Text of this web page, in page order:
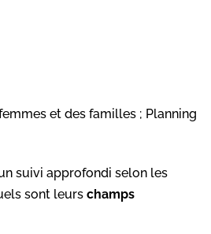
et des familles ; Planning
suivi approfondi selon les
sont leurs champs